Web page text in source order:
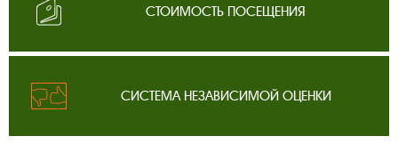
СТОИМОСТЬ ПОСЕЩЕНИЯ
СИСТЕМА НЕЗАВИСИМОЙ ОЦЕНКИ